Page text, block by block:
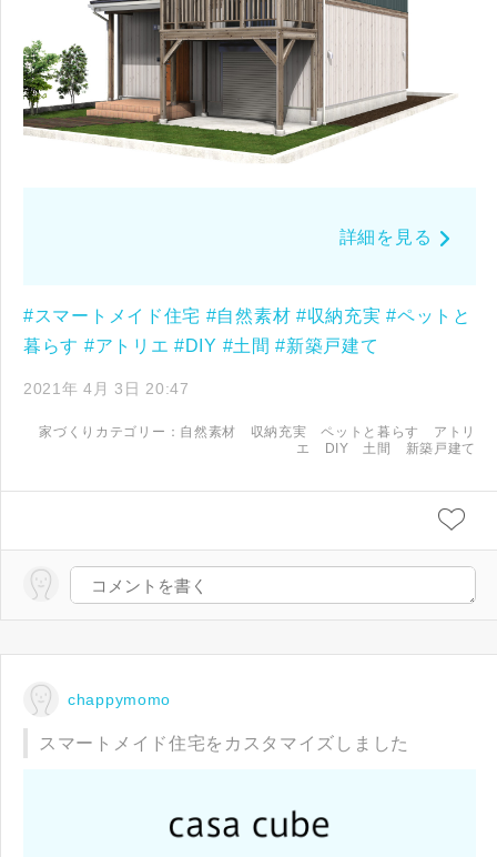
詳細を見る
#スマートメイド住宅 #自然素材 #収納充実 #ペットと
暮らす #アトリエ #DIY #土間 #新築戸建て
2021年 4月 3日 20:47
家づくりカテゴリー： 自然素材 収納充実 ペットと暮らす
アトリ
エ
DIY 土間 新築戸建て
chappymomo
スマートメイド住宅をカスタマイズしました